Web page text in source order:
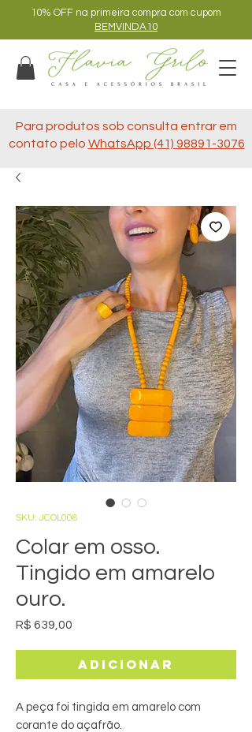
10% OFF na primeira compra com cupom
BEMVINDA10
Para produtos sob consulta entrar em
contato pelo WhatsApp (41) 98891-3076
SKU: JCOL008
Colar em osso.
Tingido em amarelo
ouro.
R$ 639,00
Adicionar
A peça foi tingida em amarelo com
corante do açafrão.